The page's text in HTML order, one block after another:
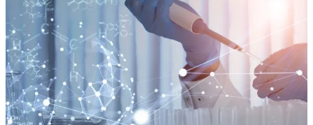
業界で選ぶ
カテゴリで選ぶ